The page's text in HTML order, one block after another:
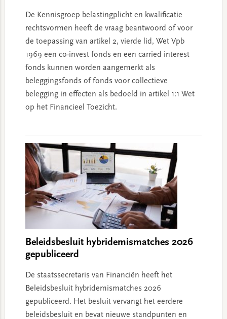
De Kennisgroep belastingplicht en kwalificatie
rechtsvormen heeft de vraag beantwoord of voor
de toepassing van artikel 2, vierde lid, Wet Vpb
1969 een co-invest fonds en een carried interest
fonds kunnen worden aangemerkt als
beleggingsfonds of fonds voor collectieve
belegging in effecten als bedoeld in artikel 1:1 Wet
op het Financieel Toezicht.
Beleidsbesluit hybridemismatches 2026
gepubliceerd
De staatssecretaris van Financiën heeft het
Beleidsbesluit hybridemismatches 2026
gepubliceerd. Het besluit vervangt het eerdere
beleidsbesluit en bevat nieuwe standpunten en